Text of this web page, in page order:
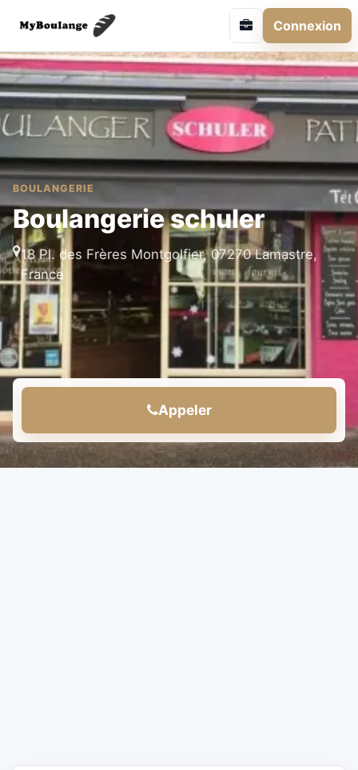
Connexion
BOULANGERIE
Boulangerie schuler
18 Pl. des Frères Montgolfier, 07270 Lamastre,
France
Appeler